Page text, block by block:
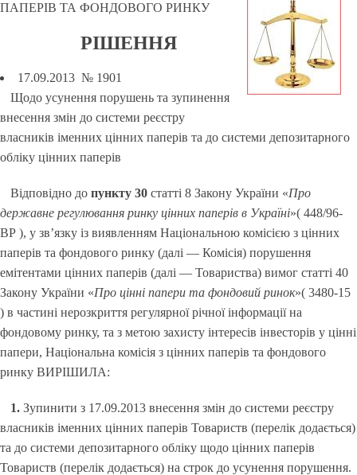
ПАПЕРІВ ТА ФОНДОВОГО РИНКУ
РІШЕННЯ
17.09.2013 № 1901
Щодо усунення порушень та зупинення
внесення змін до системи реєстру
власників іменних цінних паперів та до системи депозитарного
обліку цінних паперів
Відповідно допункту 30 статті 8 Закону України «Про
державне регулювання ринку цінних паперів в Україні»( 448/96-
ВР ), у зв’язку із виявленням Національною комісією з цінних
паперів та фондового ринку (далі — Комісія) порушення
емітентами цінних паперів (далі — Товариства) вимог статті 40
Закону України «Про цінні папери та фондовий ринок»( 3480-15
) в частині нерозкриття регулярної річної інформації на
фондовому ринку, та з метою захисту інтересів інвесторів у цінні
папери, Національна комісія з цінних паперів та фондового
ринку ВИРІШИЛА:
1. Зупинити з 17.09.2013 внесення змін до системи реєстру
власників іменних цінних паперів Товариств (перелік додається)
та до системи депозитарного обліку щодо цінних паперів
Товариств (перелік додається) на строк до усунення порушення.